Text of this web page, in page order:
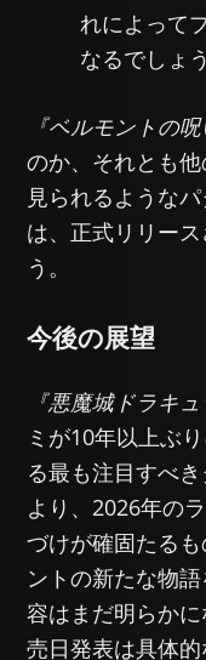
れによって
なるでしょう
『ベルモントの
のか、それとも
見られるような
は、正式リリー
う。
今後の展望
『悪魔城ドラキ
ミが10年以上ぶ
る最も注目すべ
より、2026年の
づけが確固たる
ントの新たな物
容はまだ明らか
売日発表は具体